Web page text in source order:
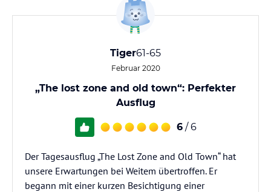
Tiger61-65
Februar 2020
„The lost zone and old town“: Perfekter
Ausflug
6 / 6
Der Tagesausflug „The Lost Zone and Old Town“ hat
unsere Erwartungen bei Weitem übertroffen. Er
begann mit einer kurzen Besichtigung einer